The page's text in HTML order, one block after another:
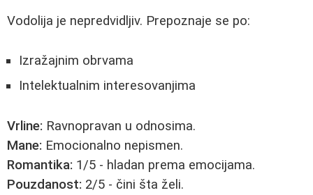
Vodolija je nepredvidljiv. Prepoznaje se po:
Izražajnim obrvama
Intelektualnim interesovanjima
Vrline: Ravnopravan u odnosima.
Mane: Emocionalno nepismen.
Romantika: 1/5 - hladan prema emocijama.
Pouzdanost: 2/5 - čini šta želi.